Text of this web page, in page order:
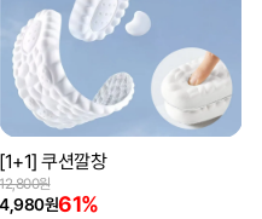
[1+1] 쿠션깔창
4,980원61%
12,800원